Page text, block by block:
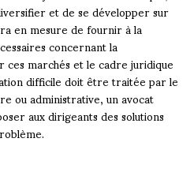
et de se développer sur
en mesure de fournir à la
concernant la
marchés et le cadre juridique
difficile doit être traitée par le
ou administrative, un avocat
aux dirigeants des solutions